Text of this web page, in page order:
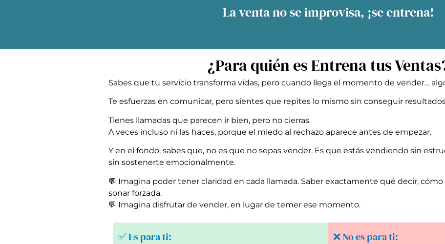
La venta no se improvisa, ¡se entrena!
¿Para quién es Entrena tus
Sabes que tu servicio transforma vidas, pero cuando llega el momento de vender…
Te esfuerzas en comunicar, pero sientes que repites lo mismo sin conseguir
Tienes llamadas que parecen ir bien, pero no cierras.
A veces incluso ni las haces, porque el miedo al rechazo aparece antes de empezar.
Y en el fondo, sabes que, no es que no sepas vender. Es que estás vendiendo sin
sin sostenerte emocionalmente.
💬 Imagina poder tener claridad en cada llamada. Saber exactamente qué decir,
sonar forzada.
💬 Imagina disfrutar de vender, en lugar de temer ese momento.
✅ Es para ti: ❌ No es para ti: